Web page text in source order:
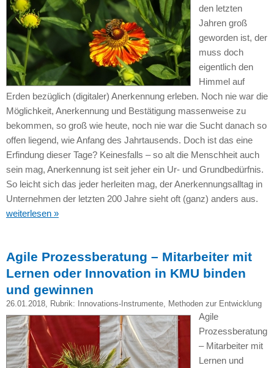
den letzten
Jahren groß
geworden ist, der
muss doch
eigentlich den
Himmel auf
Erden bezüglich (digitaler) Anerkennung erleben. Noch nie war die
Möglichkeit, Anerkennung und Bestätigung massenweise zu
bekommen, so groß wie heute, noch nie war die Sucht danach so
offen liegend, wie Anfang des Jahrtausends. Doch ist das eine
Erfindung dieser Tage? Keinesfalls – so alt die Menschheit auch
sein mag, Anerkennung ist seit jeher ein Ur- und Grundbedürfnis.
So leicht sich das jeder herleiten mag, der Anerkennungsalltag in
Unternehmen der letzten 200 Jahre sieht oft (ganz) anders aus.
weiterlesen »
Agile Prozessberatung – Mitarbeiter mit
Lernen oder Innovation in KMU binden
und gewinnen
26.01.2018, Rubrik: Innovations-Instrumente, Methoden zur Entwicklung
Agile
Prozessberatung
– Mitarbeiter mit
Lernen und